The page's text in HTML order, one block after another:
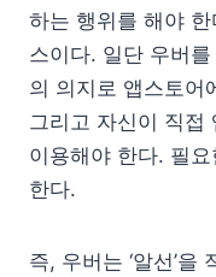
하는 행위를 해야
스이다. 일단 우버
의 의지로 앱스토어
그리고 자신이 직접
이용해야 한다. 필
한다.
즉, 우버는 ‘알선’을